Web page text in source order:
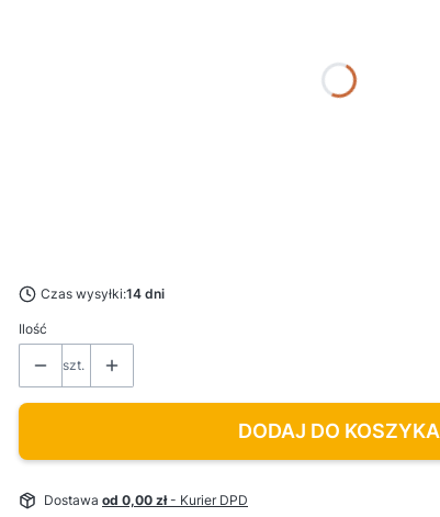
Czas wysyłki:14 dni
Ilość
szt.
DODAJ DO KOSZYKA
Dostawa od 0,00 zł- Kurier DPD